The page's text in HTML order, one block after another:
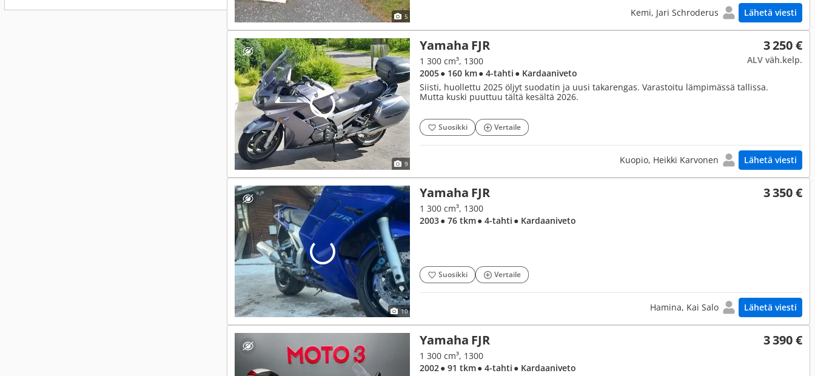
5 Kemi, Jari Schroderus Lähetä viesti
9
Yamaha FJR 3 250 €
ALV väh.kelp.
1 300 cm³, 1300
2005● 160 km● 4-tahti ● Kardaaniveto
Siisti, huollettu 2025 öljyt suodatin ja uusi takarengas. Varastoitu lämpimässä tallissa.
Mutta kuski puuttuu tältä kesältä 2026.
Suosikki Vertaile
Kuopio, Heikki Karvonen Lähetä viesti
10
Yamaha FJR 3 350 €
1 300 cm³, 1300
2003● 76 tkm● 4-tahti ● Kardaaniveto
Suosikki Vertaile
Hamina, Kai Salo Lähetä viesti
Yamaha FJR 3 390 €
1 300 cm³, 1300
2002● 91 tkm● 4-tahti ● Kardaaniveto